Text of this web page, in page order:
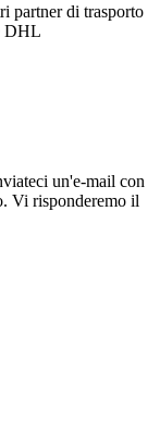
partner di trasporto
DHL
un'e-mail con
Vi risponderemo il